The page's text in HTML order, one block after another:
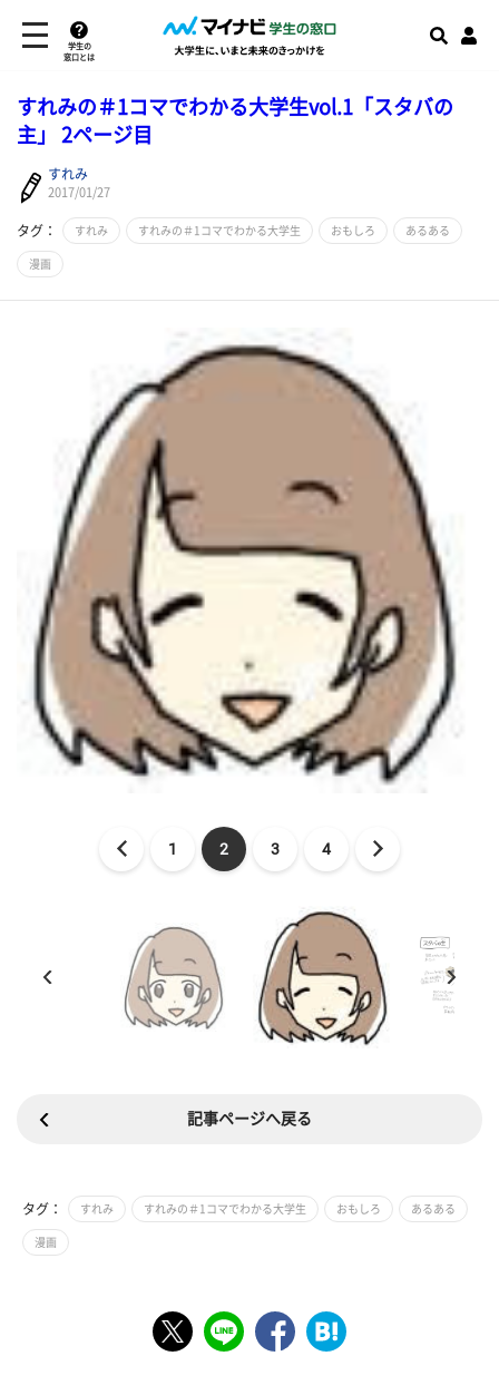
学生の
窓口とは
すれみの＃1コマでわかる大学生vol.1「スタバの
主」 2ページ目
すれみ
2017/01/27
タグ： すれみ すれみの＃1コマでわかる大学生 おもしろ あるある
漫画
1 2 3 4
記事ページへ戻る
タグ： すれみ すれみの＃1コマでわかる大学生 おもしろ あるある
漫画